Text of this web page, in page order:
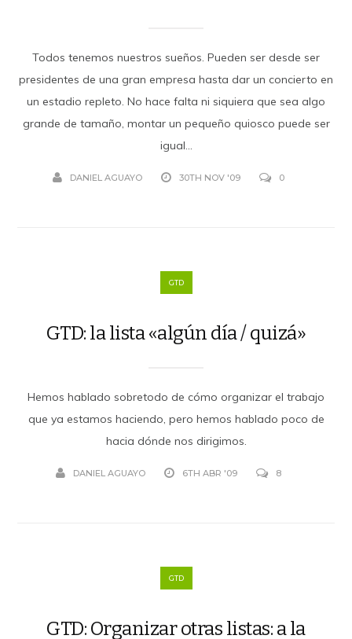
Todos tenemos nuestros sueños. Pueden ser desde ser
presidentes de una gran empresa hasta dar un concierto en
un estadio repleto. No hace falta ni siquiera que sea algo
grande de tamaño, montar un pequeño quiosco puede ser
igual...
DANIEL AGUAYO 30TH NOV '09 0
GTD
GTD: la lista «algún día / quizá»
Hemos hablado sobretodo de cómo organizar el trabajo
que ya estamos haciendo, pero hemos hablado poco de
hacia dónde nos dirigimos.
DANIEL AGUAYO 6TH ABR '09 8
GTD
GTD: Organizar otras listas: a la